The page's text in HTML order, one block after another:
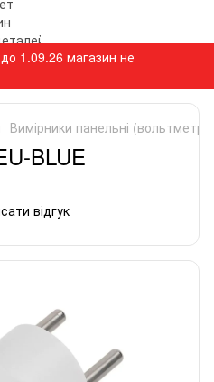
1.09.26 магазин не
Вимірники панельні
BLUE
відгук